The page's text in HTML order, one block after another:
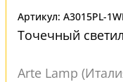
Артикул: A3015PL-
Точечный
Arte Lamp